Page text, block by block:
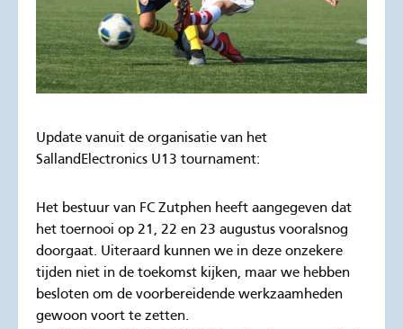
Update vanuit de organisatie van het
SallandElectronics U13 tournament:
Het bestuur van FC Zutphen heeft aangegeven dat
het toernooi op 21, 22 en 23 augustus vooralsnog
doorgaat. Uiteraard kunnen we in deze onzekere
tijden niet in de toekomst kijken, maar we hebben
besloten om de voorbereidende werkzaamheden
gewoon voort te zetten.